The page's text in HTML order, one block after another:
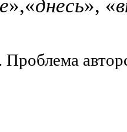
»,«днесь», «